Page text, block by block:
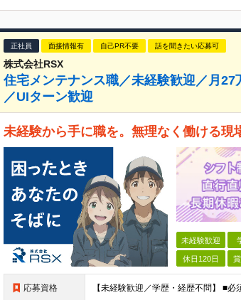
正社員 面接情報有 自己PR不要 話を聞きたい応募可
株式会社RSX
住宅メンテナンス職／未経験歓迎／月
／UIターン歓迎
未経験から手に職を。無理なく働ける現
未経験歓迎
休日120日
応募資格